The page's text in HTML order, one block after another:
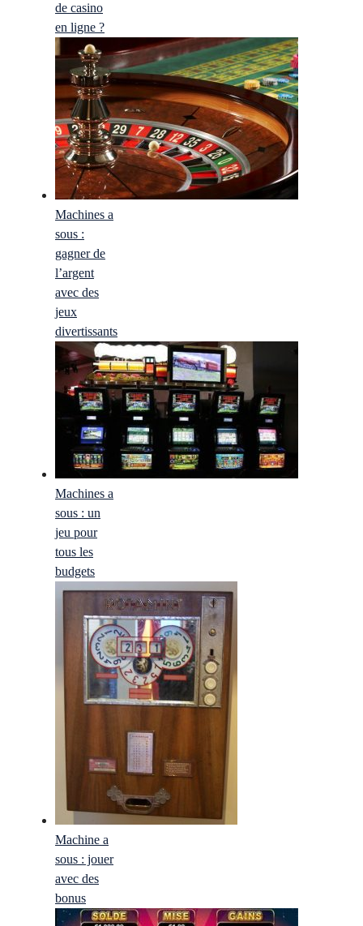
de casino
en ligne ?
Machines a
sous :
gagner de
l’argent
avec des
jeux
divertissants
Machines a
sous : un
jeu pour
tous les
budgets
Machine a
sous : jouer
avec des
bonus